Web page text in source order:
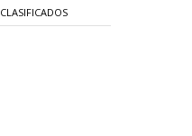
CLASIFICADOS